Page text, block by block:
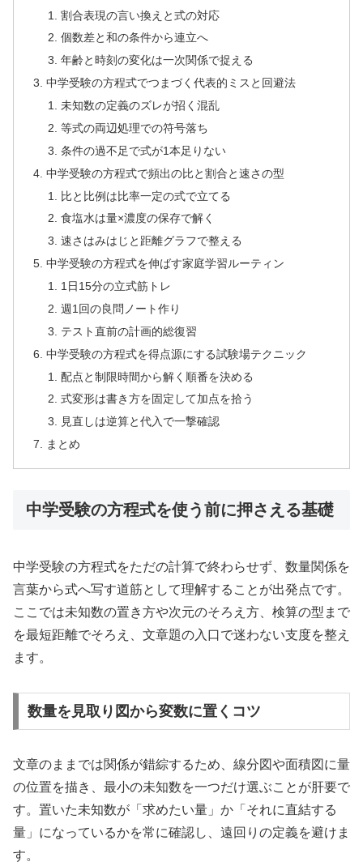
割合表現の言い換えと式の対応
個数差と和の条件から連立へ
年齢と時刻の変化は一次関係で捉える
中学受験の方程式でつまづく代表的ミスと回避法
未知数の定義のズレが招く混乱
等式の両辺処理での符号落ち
条件の過不足で式が1本足りない
中学受験の方程式で頻出の比と割合と速さの型
比と比例は比率一定の式で立てる
食塩水は量×濃度の保存で解く
速さはみはじと距離グラフで整える
中学受験の方程式を伸ばす家庭学習ルーティン
1日15分の立式筋トレ
週1回の良問ノート作り
テスト直前の計画的総復習
中学受験の方程式を得点源にする試験場テクニック
配点と制限時間から解く順番を決める
式変形は書き方を固定して加点を拾う
見直しは逆算と代入で一撃確認
まとめ
中学受験の方程式を使う前に押さえる基礎
中学受験の方程式をただの計算で終わらせず、数量関係を
言葉から式へ写す道筋として理解することが出発点です。
ここでは未知数の置き方や次元のそろえ方、検算の型まで
を最短距離でそろえ、文章題の入口で迷わない支度を整え
ます。
数量を見取り図から変数に置くコツ
文章のままでは関係が錯綜するため、線分図や面積図に量
の位置を描き、最小の未知数を一つだけ選ぶことが肝要で
す。置いた未知数が「求めたい量」か「それに直結する
量」になっているかを常に確認し、遠回りの定義を避けま
す。